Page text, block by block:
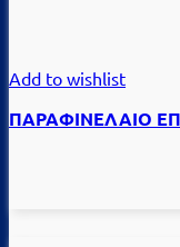
Add to wishlist
ΠΑΡΑΦΙΝΕΛΑΙΟ